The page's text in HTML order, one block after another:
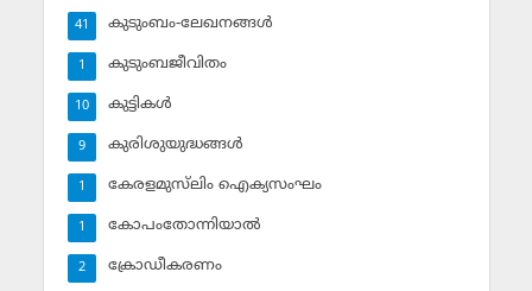
കുടുംബം-ലേഖനങ്ങള്‍
41
കുടുംബജീവിതം
1
കുട്ടികള്‍
10
കുരിശുയുദ്ധങ്ങള്‍
9
കേരളമുസ്‌ലിം ഐക്യസംഘം
1
കോപംതോന്നിയാല്‍
1
ക്രോഡീകരണം
2